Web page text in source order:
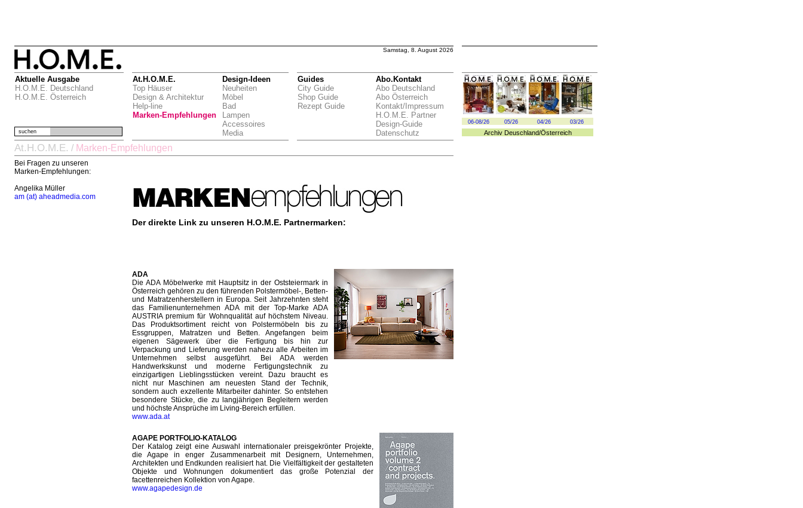
Samstag, 8. August 2026
Aktuelle Ausgabe
H.O.M.E. Deutschland
H.O.M.E. Österreich
At.H.O.M.E.
Top Häuser
Design & Architektur
Help-line
Marken-Empfehlungen
Design-Ideen
Neuheiten
Möbel
Bad
Lampen
Accessoires
Media
Guides
City Guide
Shop Guide
Rezept Guide
Abo.Kontakt
Abo Deutschland
Abo Österreich
Kontakt/Impressum
H.O.M.E. Partner
Design-Guide
Datenschutz
06-08/26 05/26 04/26 03/26
Archiv Deuschland/Österreich
suchen
At.H.O.M.E. / Marken-Empfehlungen
Bei Fragen zu unseren
Marken-Empfehlungen:
Angelika Müller
am (at) aheadmedia.com
Der direkte Link zu unseren H.O.M.E. Partnermarken:
ADA
Die ADA Möbelwerke mit Hauptsitz in der Oststeiermark in
Österreich gehören zu den führenden Polstermöbel-, Betten-
und Matratzenherstellern in Europa. Seit Jahrzehnten steht
das Familienunternehmen ADA mit der Top-Marke ADA
AUSTRIA premium für Wohnqualität auf höchstem Niveau.
Das Produktsortiment reicht von Polstermöbeln bis zu
Essgruppen, Matratzen und Betten. Angefangen beim
eigenen Sägewerk über die Fertigung bis hin zur
Verpackung und Lieferung werden nahezu alle Arbeiten im
Unternehmen selbst ausgeführt. Bei ADA werden
Handwerkskunst und moderne Fertigungstechnik zu
einzigartigen Lieblingsstücken vereint. Dazu braucht es
nicht nur Maschinen am neuesten Stand der Technik,
sondern auch exzellente Mitarbeiter dahinter. So entstehen
besondere Stücke, die zu langjährigen Begleitern werden
und höchste Ansprüche im Living-Bereich erfüllen.
www.ada.at
AGAPE PORTFOLIO-KATALOG
Der Katalog zeigt eine Auswahl internationaler preisgekrönter Projekte,
die Agape in enger Zusammenarbeit mit Designern, Unternehmen,
Architekten und Endkunden realisiert hat. Die Vielfältigkeit der gestalteten
Objekte und Wohnungen dokumentiert das große Potenzial der
facettenreichen Kollektion von Agape.
www.agapedesign.de